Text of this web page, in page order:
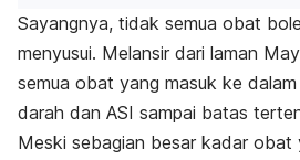
Sayangnya, tidak semua obat
menyusui. Melansir dari laman
semua obat yang masuk ke
darah dan ASI sampai batas
Meski sebagian besar kadar obat